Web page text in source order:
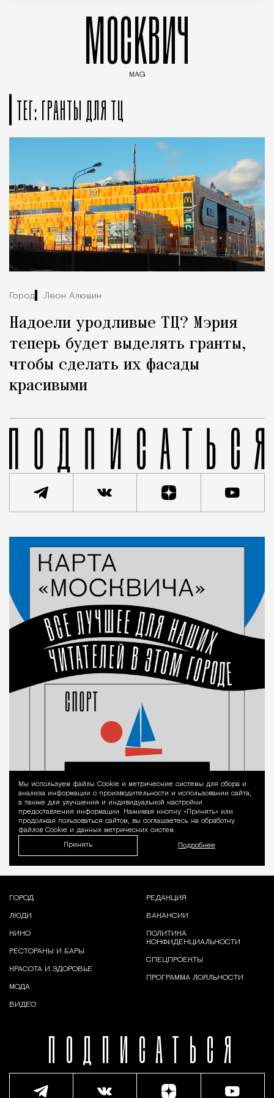
МОСКВИЧ
MAG
ТЕГ: ГРАНТЫ ДЛЯ ТЦ
Город Леон Алюшин
Надоели уродливые ТЦ? Мэрия
теперь будет выделять гранты,
чтобы сделать их фасады
красивыми
Уведомление
Мы используем файлы Сookie и метрические системы для сбора и
анализа информации о производительности и использовании сайта,
а также для улучшения и индивидуальной настройки
предоставления информации. Нажимая кнопку «Принять» или
продолжая пользоваться сайтом, вы соглашаетесь на обработку
файлов Cookie и данных метрических систем.
Принять Подробнее
ПОДПИСАТЬСЯ
ГОРОД
ЛЮДИ
КИНО
РЕСТОРАНЫ И БАРЫ
КРАСОТА И ЗДОРОВЬЕ
МОДА
ВИДЕО
РЕДАКЦИЯ
ВАКАНСИИ
ПОЛИТИКА
КОНФИДЕНЦИАЛЬНОСТИ
СПЕЦПРОЕКТЫ
ПРОГРАММА ЛОЯЛЬНОСТИ